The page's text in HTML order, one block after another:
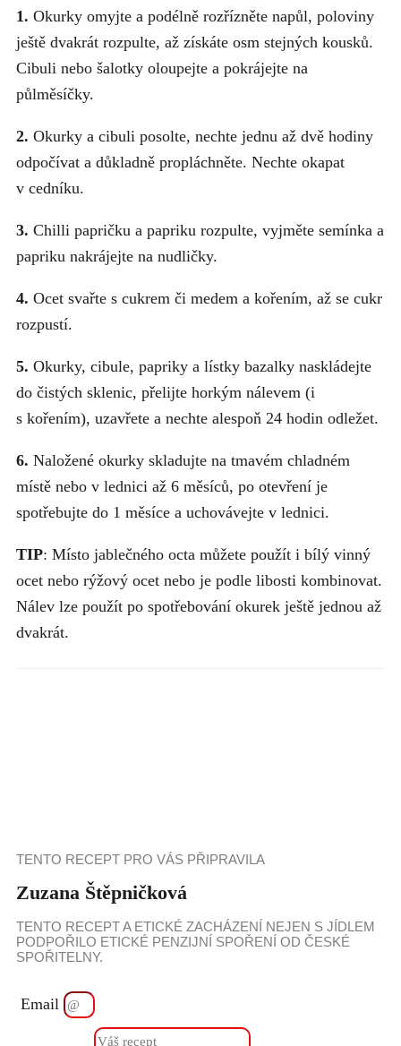
1. Okurky omyjte a podélně rozřízněte napůl, poloviny
ještě dvakrát rozpulte, až získáte osm stejných kousků.
Cibuli nebo šalotky oloupejte a pokrájejte na
půlměsíčky.
2. Okurky a cibuli posolte, nechte jednu až dvě hodiny
odpočívat a důkladně propláchněte. Nechte okapat
v cedníku.
3. Chilli papričku a papriku rozpulte, vyjměte semínka a
papriku nakrájejte na nudličky.
4. Ocet svařte s cukrem či medem a kořením, až se cukr
rozpustí.
5. Okurky, cibule, papriky a lístky bazalky naskládejte
do čistých sklenic, přelijte horkým nálevem (i
s kořením), uzavřete a nechte alespoň 24 hodin odležet.
6. Naložené okurky skladujte na tmavém chladném
místě nebo v lednici až 6 měsíců, po otevření je
spotřebujte do 1 měsíce a uchovávejte v lednici.
TIP: Místo jablečného octa můžete použít i bílý vinný
ocet nebo rýžový ocet nebo je podle libosti kombinovat.
Nálev lze použít po spotřebování okurek ještě jednou až
dvakrát.
TENTO RECEPT PRO VÁS PŘIPRAVILA
Zuzana Štěpničková
TENTO RECEPT A ETICKÉ ZACHÁZENÍ NEJEN S JÍDLEM
PODPOŘILO ETICKÉ PENZIJNÍ SPOŘENÍ OD ČESKÉ
SPOŘITELNY.
Email